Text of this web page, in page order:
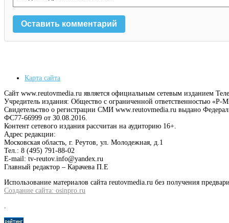
Карта сайта
Сайт www.reutovmedia.ru является официальным сетевым изданием
Учредитель издания: Общество с ограниченной ответственностью
Свидетельство о регистрации СМИ www.reutovmedia.ru выдано
ФС77-66999 от 30.08.2016.
Контент сетевого издания рассчитан на аудиторию 16+.
Адрес редакции:
Московская область, г. Реутов, ул. Молодежная, д.1
Тел.: 8 (495) 791-88-02
E-mail: tv-reutov.info@yandex.ru
Главный редактор – Карачева П.Е
Использование материалов сайта reutovmedia.ru без получения
Создание сайта: osinpro.ru